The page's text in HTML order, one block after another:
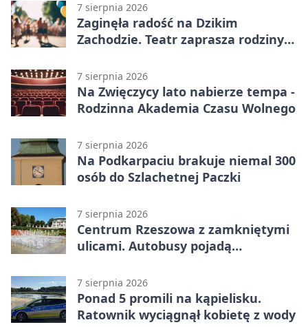
7 sierpnia 2026
Zaginęła radość na Dzikim
Zachodzie. Teatr zaprasza rodziny
7 sierpnia 2026
Na Zwięczycy lato nabierze tempa -
Rodzinna Akademia Czasu Wolnego
7 sierpnia 2026
Na Podkarpaciu brakuje niemal 300
osób do Szlachetnej Paczki
7 sierpnia 2026
Centrum Rzeszowa z zamkniętymi
ulicami. Autobusy pojadą
7 sierpnia 2026
Ponad 5 promili na kąpielisku.
Ratownik wyciągnął kobietę z wody